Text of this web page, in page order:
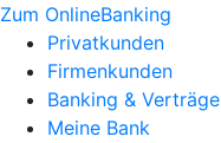
Zum OnlineBanking
Privatkunden
Firmenkunden
Banking & Verträge
Meine Bank